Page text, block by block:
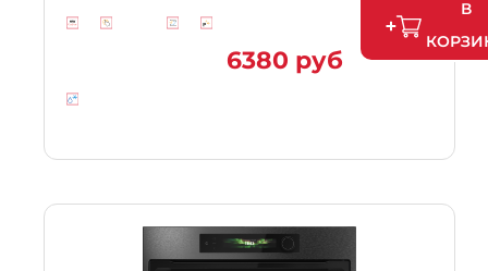
6380 руб
В